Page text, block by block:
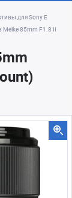
для Sony E
Meike 85mm F1.8 II